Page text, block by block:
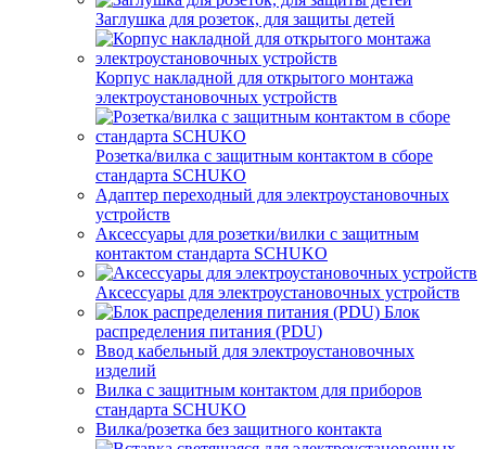
Заглушка для розеток, для защиты детей
Корпус накладной для открытого монтажа
электроустановочных устройств
Розетка/вилка с защитным контактом в сборе
стандарта SCHUKO
Адаптер переходный для электроустановочных
устройств
Аксессуары для розетки/вилки с защитным
контактом стандарта SCHUKO
Аксессуары для электроустановочных устройств
Блок
распределения питания (PDU)
Ввод кабельный для электроустановочных
изделий
Вилка с защитным контактом для приборов
стандарта SCHUKO
Вилка/розетка без защитного контакта